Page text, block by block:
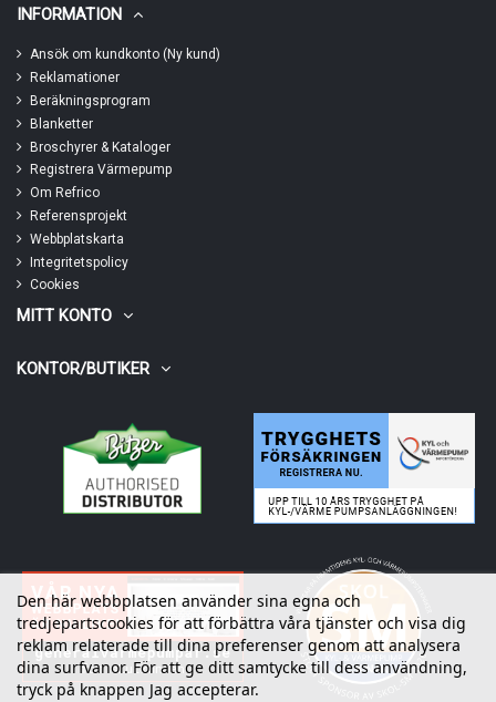
INFORMATION
Ansök om kundkonto (Ny kund)
Reklamationer
Beräkningsprogram
Blanketter
Broschyrer & Kataloger
Registrera Värmepump
Om Refrico
Referensprojekt
Webbplatskarta
Integritetspolicy
Cookies
MITT KONTO
KONTOR/BUTIKER
Den här webbplatsen använder sina egna och
tredjepartscookies för att förbättra våra tjänster och visa dig
reklam relaterade till dina preferenser genom att analysera
dina surfvanor. För att ge ditt samtycke till dess användning,
tryck på knappen Jag accepterar.